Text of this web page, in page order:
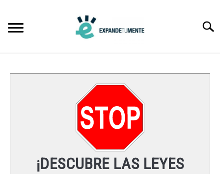
content
¡DESCUBRE LAS LEYES